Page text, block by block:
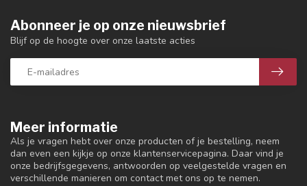
Meer informatie
Als je vragen hebt over onze producten of je bestelling, neem
dan even een kijkje op onze klantenservicepagina. Daar vind je
onze bedrijfsgegevens, antwoorden op veelgestelde vragen en
verschillende manieren om contact met ons op te nemen.
Abonneer je op onze nieuwsbrief
Blijf op de hoogte over onze laatste acties